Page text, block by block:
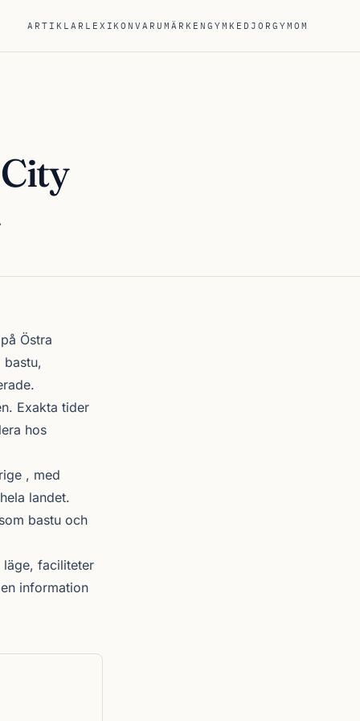
ARTIKLAR LEXIKONVARUMÄRKENGYMKEDJORGYMOM
Östra
bastu,
Exakta tider
hos
, med
landet.
bastu och
faciliteter
information